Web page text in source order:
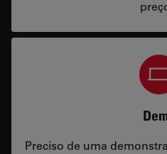
Preciso de uma